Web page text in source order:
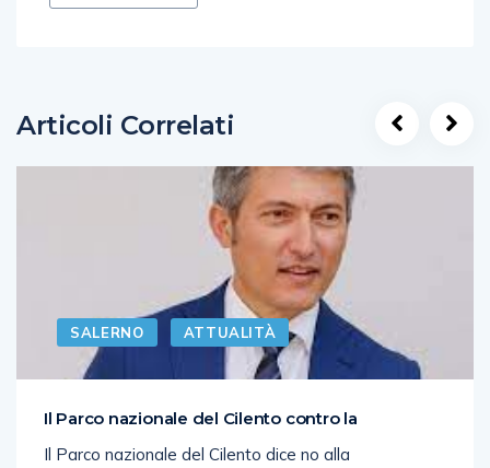
Articoli Correlati
SALERNO ATTUALITÀ
Il Parco nazionale del Cilento contro la
Il Parco nazionale del Cilento dice no alla